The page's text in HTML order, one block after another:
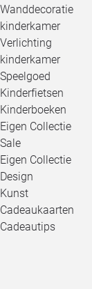
Wanddecoratie
kinderkamer
Verlichting
kinderkamer
Speelgoed
Kinderfietsen
Kinderboeken
Eigen Collectie
Sale
Eigen Collectie
Design
Kunst
Cadeaukaarten
Cadeautips